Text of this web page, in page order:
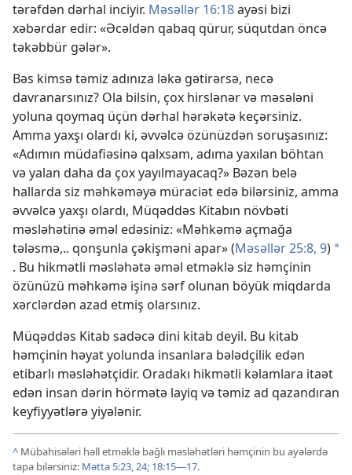
tərəfdən dərhal inciyir. Məsəllər 16:18ayəsi bizi
xəbərdar edir: «Əcəldən qabaq qürur, süqutdan öncə
təkəbbür gələr».
Bəs kimsə təmiz adınıza ləkə gətirərsə, necə
davranarsınız? Ola bilsin, çox hirslənər və məsələni
yoluna qoymaq üçün dərhal hərəkətə keçərsiniz.
Amma yaxşı olardı ki, əvvəlcə özünüzdən soruşasınız:
«Adımın müdafiəsinə qalxsam, adıma yaxılan böhtan
və yalan daha da çox yayılmayacaq?» Bəzən belə
hallarda siz məhkəməyə müraciət edə bilərsiniz, amma
əvvəlcə yaxşı olardı, Müqəddəs Kitabın növbəti
məsləhətinə əməl edəsiniz: «Məhkəmə açmağa
tələsmə,.. qonşunla çəkişməni apar» (Məsəllər 25:8, 9) *
. Bu hikmətli məsləhətə əməl etməklə siz həmçinin
özünüzü məhkəmə işinə sərf olunan böyük miqdarda
xərclərdən azad etmiş olarsınız.
Müqəddəs Kitab sadəcə dini kitab deyil. Bu kitab
həmçinin həyat yolunda insanlara bələdçilik edən
etibarlı məsləhətçidir. Oradakı hikmətli kəlamlara itaət
edən insan dərin hörmətə layiq və təmiz ad qazandıran
keyfiyyətlərə yiyələnir.
^ Mübahisələri həll etməklə bağlı məsləhətləri həmçinin bu ayələrdə
tapa bilərsiniz: Mətta 5:23, 24; 18:15—17.